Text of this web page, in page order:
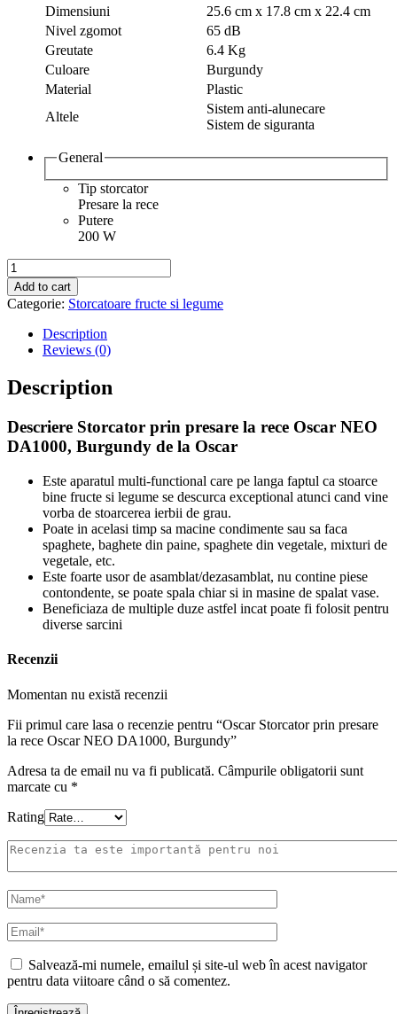
Dimensiuni
25.6 cm x 17.8 cm x 22.4 cm
Nivel zgomot
65 dB
Greutate
6.4 Kg
Culoare
Burgundy
Material
Plastic
Altele
Sistem anti-alunecare
Sistem de siguranta
General
Tip storcator
Presare la rece
Putere
200 W
Oscar
Storcator
prin
presare
rece
NEO
DA1000,
quantity
Add to cart
Categorie: Storcatoare fructe si legume
Description
Reviews (0)
Description
Descriere Storcator prin presare la rece Oscar NEO
DA1000, Burgundy de la Oscar
Este aparatul multi-functional care pe langa faptul ca stoarce
bine fructe si legume se descurca exceptional atunci cand vine
vorba de stoarcerea ierbii de grau.
Poate in acelasi timp sa macine condimente sau sa faca
spaghete, baghete din paine, spaghete din vegetale, mixturi de
vegetale, etc.
Este foarte usor de asamblat/dezasamblat, nu contine piese
contondente, se poate spala chiar si in masine de spalat vase.
Beneficiaza de multiple duze astfel incat poate fi folosit pentru
diverse sarcini
Recenzii
Momentan nu există recenzii
Fii primul care lasa o recenzie pentru “Oscar Storcator prin presare
la rece Oscar NEO DA1000, Burgundy”
Adresa ta de email nu va fi publicată. Câmpurile obligatorii sunt
marcate cu *
Rating
Salvează-mi numele, emailul și site-ul web în acest navigator
pentru data viitoare când o să comentez.